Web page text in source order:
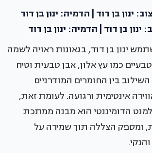
ינון בן דוד | הדמיה: ינון בן דוד
ינון בן דוד, בגאונות ראויה לשמה
כמו עץ אלון, אבן טבעית וטיח
השילוב בין החומרים המודרניים
אינטימית ורגועה. לעומת זאת,
הדומיננטי הוא מבנה ממתכת
ומספק הצללה תוך שמירה על